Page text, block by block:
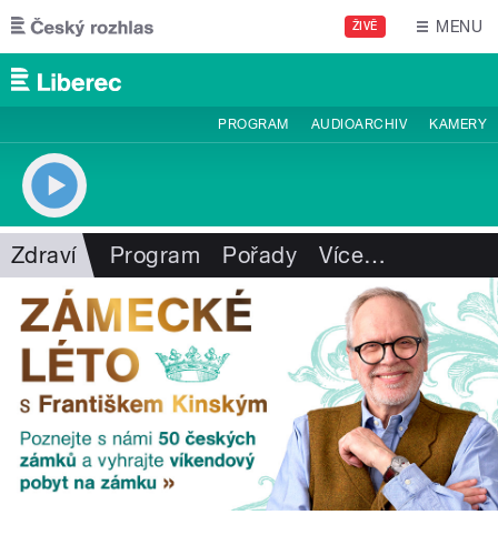
Přejít k hlavnímu obsahu
ŽIVĚ MENU
PROGRAM AUDIOARCHIV KAMERY
Zdraví Program Pořady Více…